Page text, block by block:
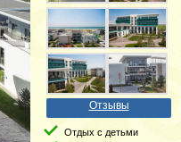
Отзывы
Отдых с детьми